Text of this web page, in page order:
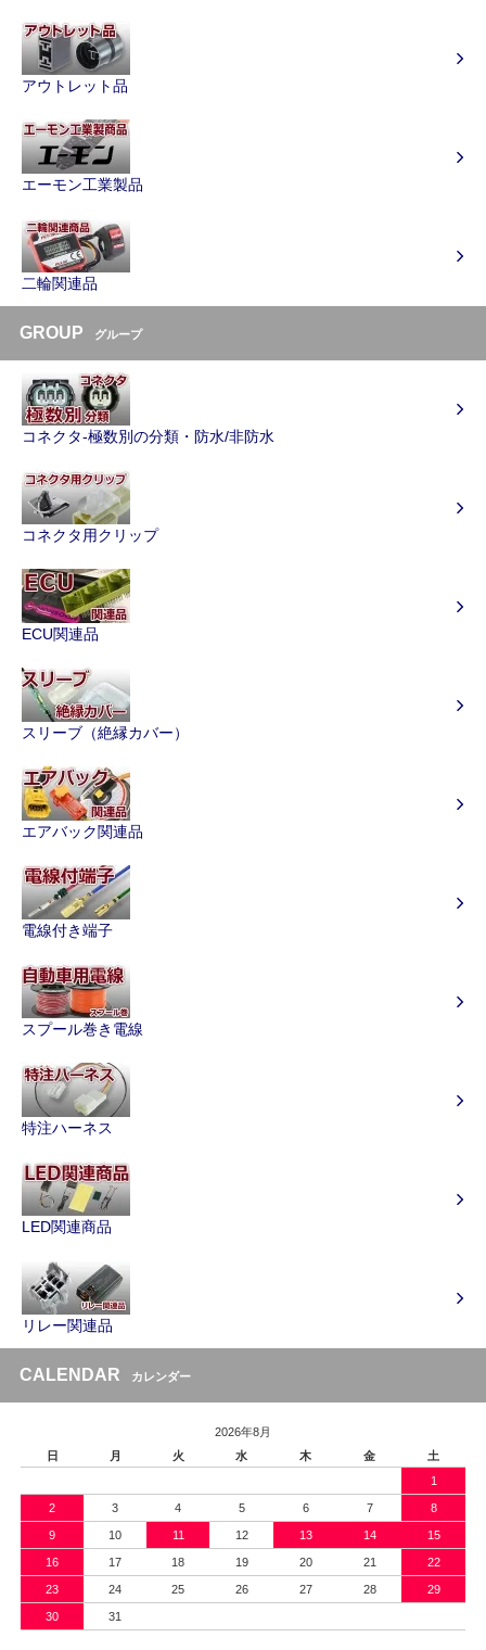
アウトレット品
エーモン工業製品
二輪関連品
GROUP グループ
コネクタ-極数別の分類・防水/非防水
コネクタ用クリップ
ECU関連品
スリーブ（絶縁カバー）
エアバック関連品
電線付き端子
スプール巻き電線
特注ハーネス
LED関連商品
リレー関連品
CALENDAR カレンダー
2026年8月
日
月 火 水 木 金
土
1
2 3 4 5 6 7 8
9 10 11 12 13 14 15
16 17 18 19 20 21 22
23 24 25 26 27 28 29
30 31